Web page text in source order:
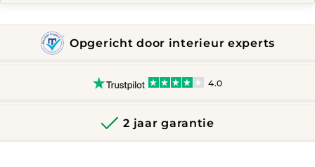
Opgericht door interieur experts
4.0
2 jaar garantie